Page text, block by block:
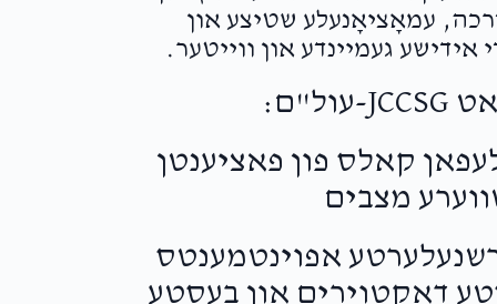
2 months ago
עמאָציאָנעלע שטיצע און
געמיינדע און ווייטער.
איבער 50,000 טעלעפאן קאלס פון פאציענטן
מצבים
איבער 25,000 פארשנעלערטע אפוינטמענטס
דאקטוירים און בעסטע